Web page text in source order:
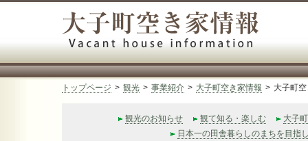
トップページ > 観光 > 事業紹介 > 大子町空き家情報 > 大子町
観光のお知らせ 観て知る・楽しむ
大子
日本一の田舎暮らしのまちを目指